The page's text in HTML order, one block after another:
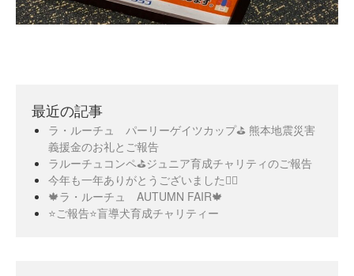
最近の記事
ラ・ルーチュ パーリーゲイツカップ⛳️ 熊本地震災害
義援金のお礼とご報告
ラルーチュコンペ⛳️ジュニア育成チャリティのご報告
今年も一年ありがとうございました🙇‍♀️
🍁ラ・ルーチュ AUTUMN FAIR🍁
⭐️ご報告⭐️盲導犬育成チャリティー